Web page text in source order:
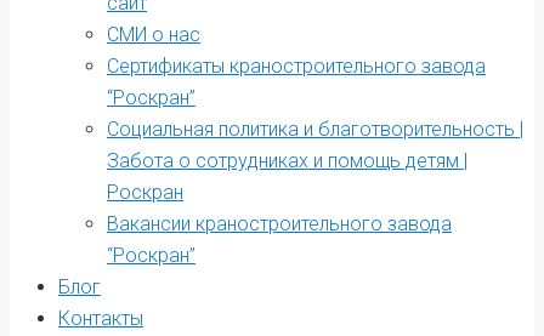
СМИ о нас
Сертификаты краностроительного завода
“Роскран”
Социальная политика и благотворительность |
Забота о сотрудниках и помощь детям |
Роскран
Вакансии краностроительного завода
“Роскран”
Блог
Контакты